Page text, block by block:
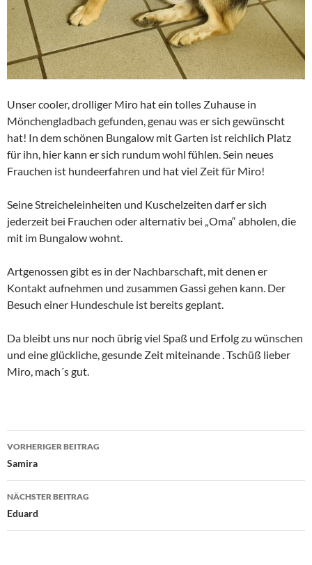
Unser cooler, drolliger Miro hat ein tolles Zuhause in
Mönchengladbach gefunden, genau was er sich gewünscht
hat! In dem schönen Bungalow mit Garten ist reichlich Platz
für ihn, hier kann er sich rundum wohl fühlen. Sein neues
Frauchen ist hundeerfahren und hat viel Zeit für Miro!
Seine Streicheleinheiten und Kuschelzeiten darf er sich
jederzeit bei Frauchen oder alternativ bei „Oma“ abholen, die
mit im Bungalow wohnt.
Artgenossen gibt es in der Nachbarschaft, mit denen er
Kontakt aufnehmen und zusammen Gassi gehen kann. Der
Besuch einer Hundeschule ist bereits geplant.
Da bleibt uns nur noch übrig viel Spaß und Erfolg zu wünschen
und eine glückliche, gesunde Zeit miteinande . Tschüß lieber
Miro, mach´s gut.
Beitragsnavigation
VORHERIGER BEITRAG
Samira
NÄCHSTER BEITRAG
Eduard